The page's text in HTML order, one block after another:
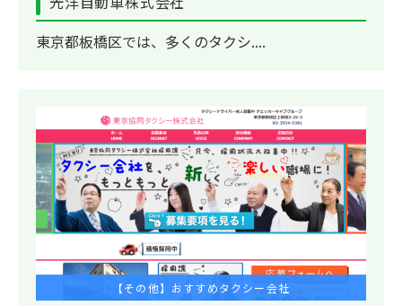
東京都板橋区では、多くのタクシ....
【その他】おすすめタクシー会社